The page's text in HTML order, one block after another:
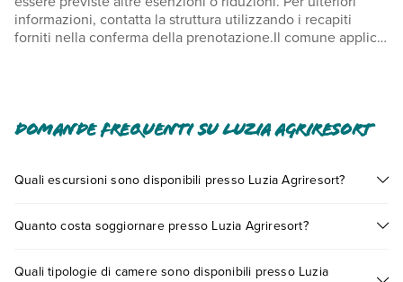
informazioni, contatta la struttura utilizzando i recapiti
forniti nella conferma della prenotazione.Il comune applica
a persona, a notte. Questa tassa non si applica agli ospiti
con meno di 14 anni. Abbiamo incluso tutti i costi che ci ha
pagamento in loco dei seguenti supplementi obbligatori
giardino e il Monolocale, vista mare; 45 EUR per
l'Appartamento, 1 camera da letto. Costo colazione a buffet:
approssimativi).Navetta per l'aeroporto: 100 EUR per
Domande frequenti su Luzia Agriresort
Quali escursioni sono disponibili presso Luzia Agriresort?
presso Luzia Agriresort. Scoprile tutte nellasezione dedicata
prenotando un appuntamento.
Quanto costa soggiornare presso Luzia Agriresort?
fattori (per es. date, condizioni dell'hotel, ecc). Per consultare i
Quali tipologie di camere sono disponibili presso Luzia